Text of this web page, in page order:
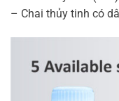
– Chai thủy tinh có